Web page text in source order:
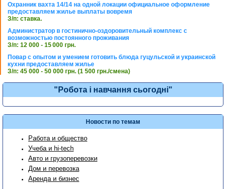
Охранник вахта 14/14 на одной локации официальное оформление
предоставляем жилье выплаты вовремя
З/п: ставка.
Администратор в гостинично-оздоровительный комплекс с
возможностью постоянного проживания
З/п: 12 000 - 15 000 грн.
Повар с опытом и умением готовить блюда гуцульской и украинской
кухни предоставляем жилье
З/п: 45 000 - 50 000 грн. (1 500 грн./смена)
"Робота і навчання сьогодні"
Новости по темам
Работа и общество
Учеба и hi-tech
Авто и грузоперевозки
Дом и перевозка
Аренда и бизнес